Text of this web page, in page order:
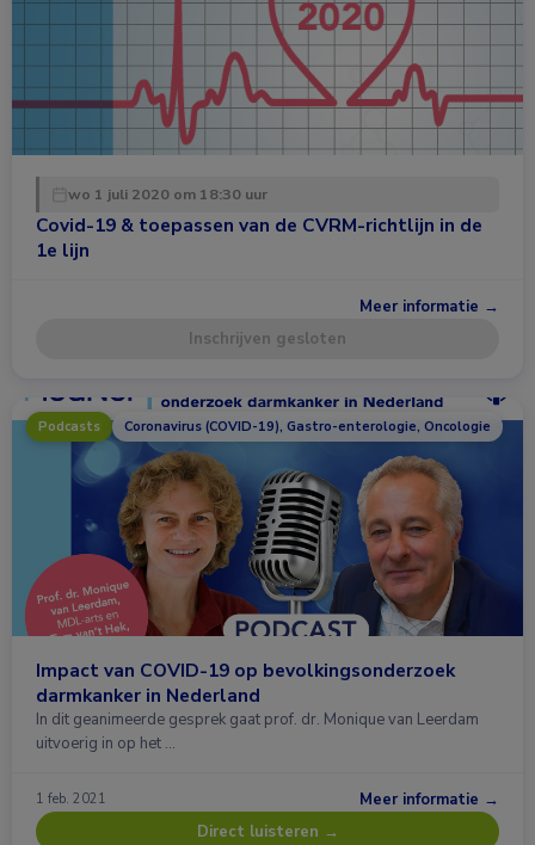
wo 1 juli 2020 om 18:30 uur
Covid-19 & toepassen van de CVRM-richtlijn in de
1e lijn
Meer informatie →
Inschrijven gesloten
Podcasts Coronavirus (COVID-19), Gastro-enterologie, Oncologie
Impact van COVID-19 op bevolkingsonderzoek
darmkanker in Nederland
In dit geanimeerde gesprek gaat prof. dr. Monique van Leerdam
uitvoerig in op het …
1 feb. 2021
Meer informatie →
Direct luisteren →